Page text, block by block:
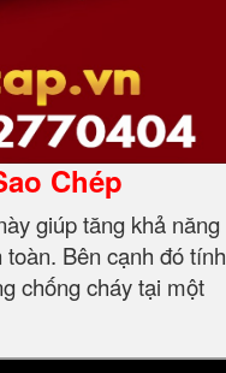
Chép
giúp tăng khả năng
Bên cạnh đó tính
chống cháy tại một